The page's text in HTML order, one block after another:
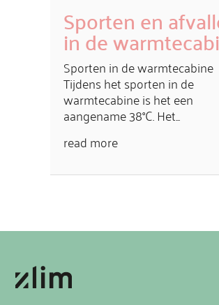
Sporten en
in de
Sporten in de warmtecabine
Tijdens het sporten in de
warmtecabine is het een
aangename 38°C. Het...
read more